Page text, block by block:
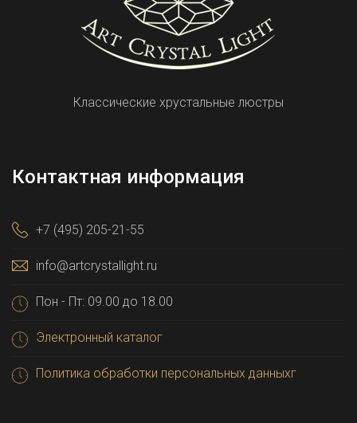
Классические хрустальные люстры
Контактная информация
+7 (495) 205-21-55
info@artcrystallight.ru
Пон - Пт: 09.00 до 18.00
Электронный каталог
Политика обработки персональных данныхг